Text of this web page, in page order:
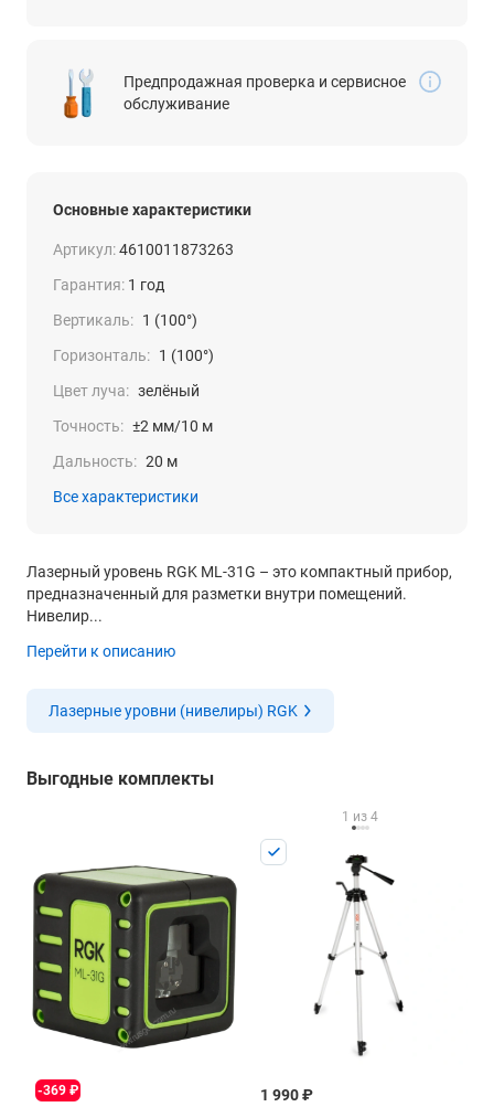
Предпродажная проверка и сервисное
обслуживание
Основные характеристики
Артикул:4610011873263
Гарантия: 1 год
Вертикаль: 1 (100°)
Горизонталь: 1 (100°)
Цвет луча: зелёный
Точность: ±2 мм/10 м
Дальность: 20 м
Все характеристики
Лазерный уровень RGK ML-31G – это компактный прибор,
предназначенный для разметки внутри помещений.
Нивелир...
Перейти к описанию
Лазерные уровни (нивелиры) RGK
Выгодные комплекты
-369 ₽
1 190 ₽
1 990 ₽
1 из 4